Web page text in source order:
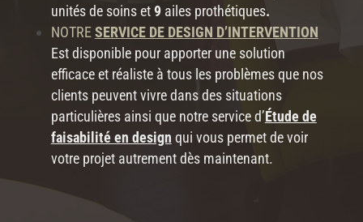
unités de soins et9 ailes prothétiques.
NOTRESERVICE DE DESIGN D’INTERVENTION
Est disponible pour apporter une solution
efficace et réaliste à tous les problèmes que nos
clients peuvent vivre dans des situations
particulières ainsi que notre service d’Étude de
faisabilité en design qui vous permetde voir
votre projet autrement dès maintenant.